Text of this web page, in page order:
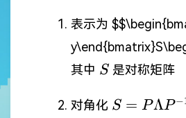
表示为
其中 S
S 是对称矩阵
对角化 S = PΛP −